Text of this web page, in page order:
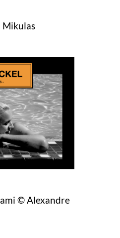
Mikulas
© Alexandre